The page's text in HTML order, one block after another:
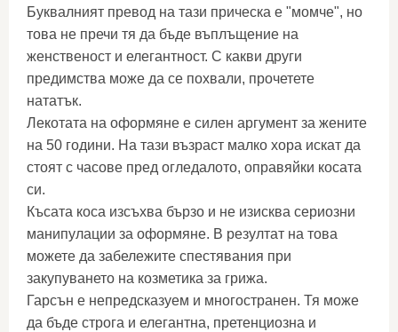
Буквалният превод на тази прическа е "момче", но
това не пречи тя да бъде въплъщение на
женственост и елегантност. С какви други
предимства може да се похвали, прочетете
нататък.
Лекотата на оформяне е силен аргумент за жените
на 50 години. На тази възраст малко хора искат да
стоят с часове пред огледалото, оправяйки косата
си.
Късата коса изсъхва бързо и не изисква сериозни
манипулации за оформяне. В резултат на това
можете да забележите спестявания при
закупуването на козметика за грижа.
Гарсън е непредсказуем и многостранен. Тя може
да бъде строга и елегантна, претенциозна и